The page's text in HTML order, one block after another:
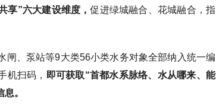
享”六大建设维度，促进绿城融合、花城融合，指
闸、泵站等9大类56小类水务对象全部纳入统一编
机扫码，
即可获取“首都水系脉络、水从哪来、能
。